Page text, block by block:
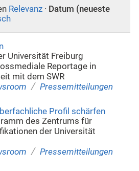
Relevanz · Datum (neueste
Universität Freiburg
Reportage in
mit dem SWR
/ Pressemitteilungen
Profil schärfen
des Zentrums für
der Universität
/ Pressemitteilungen